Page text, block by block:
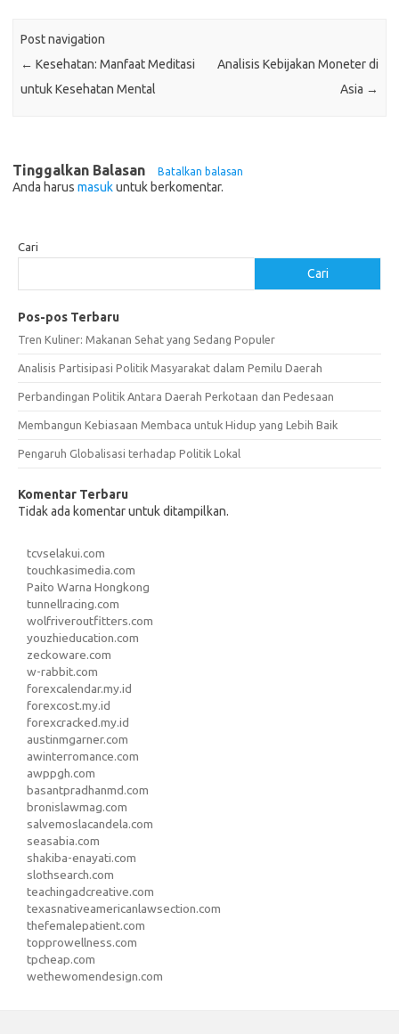
Post navigation
← Kesehatan: Manfaat Meditasi
untuk Kesehatan Mental
Analisis Kebijakan Moneter di
Asia →
Tinggalkan Balasan Batalkan balasan
Anda harus masukuntuk berkomentar.
Cari
Cari
Pos-pos Terbaru
Tren Kuliner: Makanan Sehat yang Sedang Populer
Analisis Partisipasi Politik Masyarakat dalam Pemilu Daerah
Perbandingan Politik Antara Daerah Perkotaan dan Pedesaan
Membangun Kebiasaan Membaca untuk Hidup yang Lebih Baik
Pengaruh Globalisasi terhadap Politik Lokal
Komentar Terbaru
Tidak ada komentar untuk ditampilkan.
tcvselakui.com
touchkasimedia.com
Paito Warna Hongkong
tunnellracing.com
wolfriveroutfitters.com
youzhieducation.com
zeckoware.com
w-rabbit.com
forexcalendar.my.id
forexcost.my.id
forexcracked.my.id
austinmgarner.com
awinterromance.com
awppgh.com
basantpradhanmd.com
bronislawmag.com
salvemoslacandela.com
seasabia.com
shakiba-enayati.com
slothsearch.com
teachingadcreative.com
texasnativeamericanlawsection.com
thefemalepatient.com
topprowellness.com
tpcheap.com
wethewomendesign.com